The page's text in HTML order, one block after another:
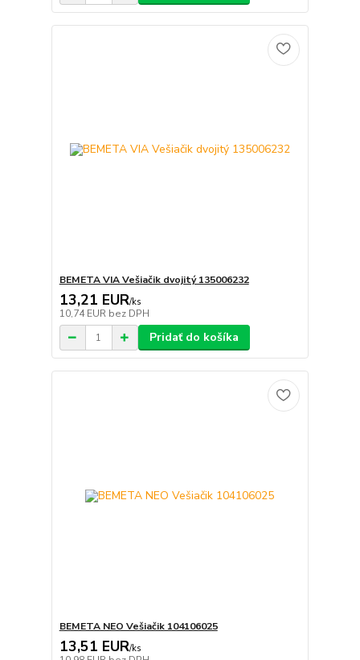
BEMETA VIA Vešiačik dvojitý 135006232
13,21 EUR/ks
10,74 EUR bez DPH
Pridať do košíka
BEMETA NEO Vešiačik 104106025
13,51 EUR/ks